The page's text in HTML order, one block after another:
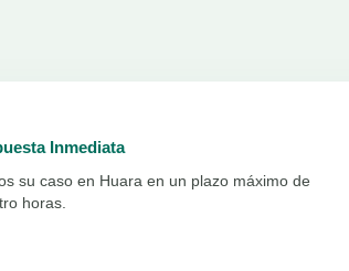
Inmediata
su caso en Huara en un plazo máximo de
horas.